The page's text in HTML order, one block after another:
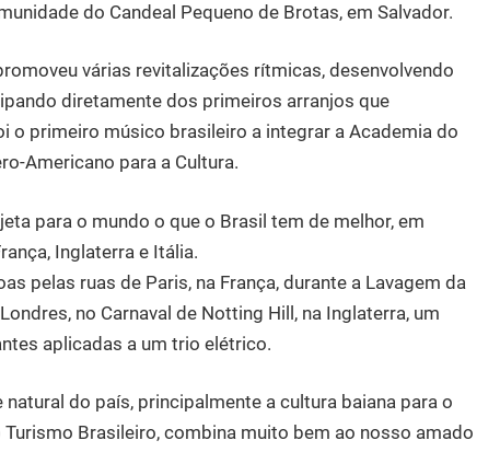
do Candeal Pequeno de Brotas, em Salvador.
várias revitalizações rítmicas, desenvolvendo
diretamente dos primeiros arranjos que
o primeiro músico brasileiro a integrar a Academia do
Americano para a Cultura.
para o mundo o que o Brasil tem de melhor, em
Inglaterra e Itália.
pelas ruas de Paris, na França, durante a Lavagem da
no Carnaval de Notting Hill, na Inglaterra, um
aplicadas a um trio elétrico.
do país, principalmente a cultura baiana para o
Brasileiro, combina muito bem ao nosso amado